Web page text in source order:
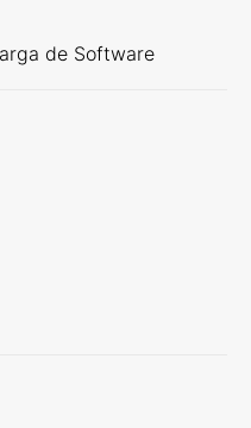
de Software